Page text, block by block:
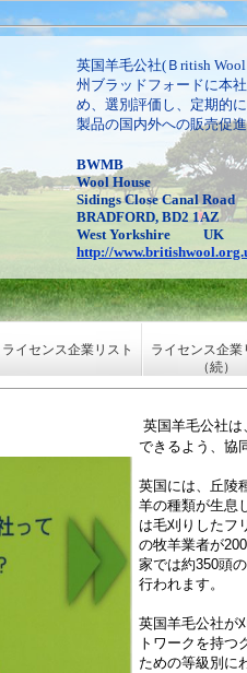
英国羊毛公社(Ｂritish
州ブラッドフォードに本
め、選別評価し、定期的
製品の国内外への販売促
BWMB
Wool House
Sidings CloseCanal Road
BRADFORD, BD2 1AZ
West Yorkshire UK
http://
ライセンス企業リスト
ライセンス企業
（続）
英国羊毛公社
できるよう、協
英国には、丘陵
羊の種類が生息
は毛刈りしたフ
の牧羊業者が
家では約350頭
行われます。
英国羊毛公社が
トワークを持つ
ための等級別に